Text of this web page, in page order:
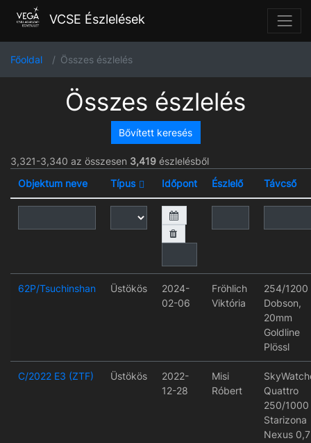
VCSE Észlelések
Főoldal Összes észlelés
Összes észlelés
Bővített keresés
3,321-3,340 az összesen 3,419 észlelésből
Objektum neve
Típus Időpont Észlelő Távcső
62P/Tsuchinshan Üstökös
2024-
02-06
Fröhlich
Viktória
254/1200
Dobson,
20mm
Goldline
Plössl
C/2022 E3 (ZTF) Üstökös
2022-
12-28
Misi
Róbert
Quattro
250/1000
Starizona
Nexus